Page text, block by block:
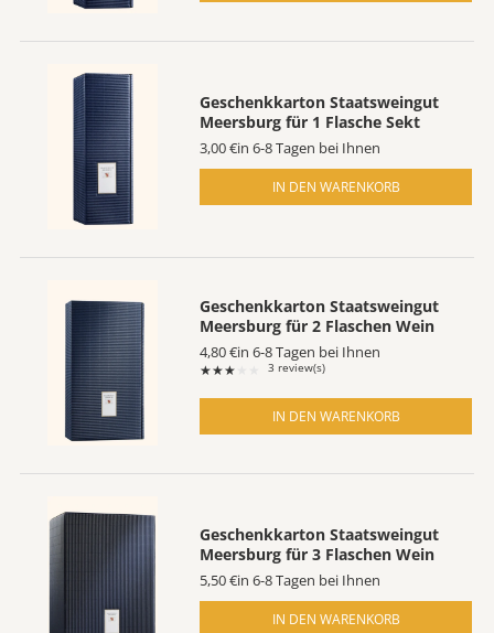
Geschenkkarton Staatsweingut
Meersburg für 1 Flasche Sekt
3,00 €in 6-8 Tagen bei Ihnen
IN DEN WARENKORB
Geschenkkarton Staatsweingut
Meersburg für 2 Flaschen Wein
4,80 €in 6-8 Tagen bei Ihnen
★★★★★
Rating: 3 out of 5 stars
3 review(s)
IN DEN WARENKORB
Geschenkkarton Staatsweingut
Meersburg für 3 Flaschen Wein
5,50 €in 6-8 Tagen bei Ihnen
IN DEN WARENKORB